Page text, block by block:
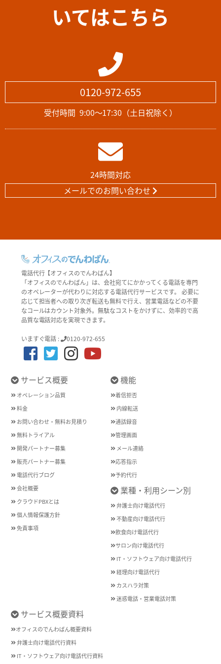
いてはこちら
0120-972-655
受付時間 9:00～17:30（土日祝除く）
24時間対応
メールでのお問い合わせ
電話代行【オフィスのでんわばん】
「オフィスのでんわばん」は、会社宛てにかかってくる電話を専門
のオペレーターが代わりに対応する電話代行サービスです。 必要に
応じて担当者への取り次ぎ転送も無料で行え、営業電話などの不要
なコールはカウント対象外。無駄なコストをかけずに、効率的で高
品質な電話対応を実現できます。
いますぐ電話 : 0120-972-655
サービス概要
オペレーション品質
料金
お問い合わせ・無料お見積り
無料トライアル
開発パートナー募集
販売パートナー募集
電話代行ブログ
会社概要
クラウドPBXとは
個人情報保護方針
免責事項
機能
着信拒否
内線転送
通話録音
管理画面
メール連絡
応答指示
予約代行
業種・利用シーン別
弁護士向け電話代行
不動産向け電話代行
飲食向け電話代行
サロン向け電話代行
IT・ソフトウェア向け電話代行
経理向け電話代行
カスハラ対策
迷惑電話・営業電話対策
サービス概要資料
オフィスのでんわばん概要資料
弁護士向け電話代行資料
IT・ソフトウェア向け電話代行資料